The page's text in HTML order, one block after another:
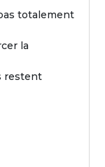
totalement
la
restent